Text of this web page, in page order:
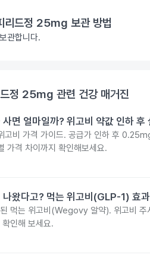
리드정 25mg 보관 방법
관합니다.
드정 25mg 관련 건강 매거진
면 얼마일까? 위고비 약값 인하 후
고비 가격 가이드. 공급가 인하 후
가격 차이까지 확인해보세요.
왔다고? 먹는 위고비(GLP-1) 효과
먹는 위고비(Wegovy 알약). 위고비
인해 보세요.